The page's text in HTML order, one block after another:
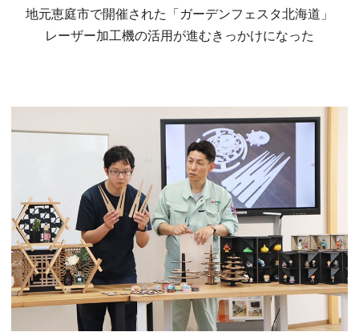
地元恵庭市で開催された「ガーデンフェスタ北海道」
レーザー加工機の活用が進むきっかけになった